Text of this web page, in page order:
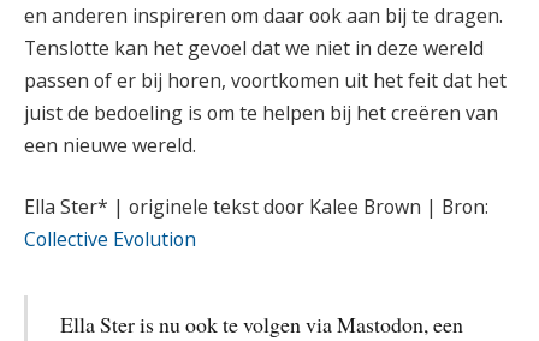
en anderen inspireren om daar ook aan bij te dragen.
Tenslotte kan het gevoel dat we niet in deze wereld
passen of er bij horen, voortkomen uit het feit dat het
juist de bedoeling is om te helpen bij het creëren van
een nieuwe wereld.
Ella Ster* | originele tekst door Kalee Brown | Bron:
Collective Evolution
Ella Ster is nu ook te volgen via Mastodon, een